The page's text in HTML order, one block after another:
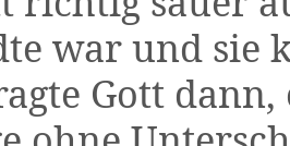
war und
Gott